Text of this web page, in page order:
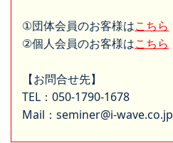
①団体会員のお客様はこちら
②個人会員のお客様はこちら
【お問合せ先】
TEL：050-1790-1678
Mail：seminer@i-wave.co.jp